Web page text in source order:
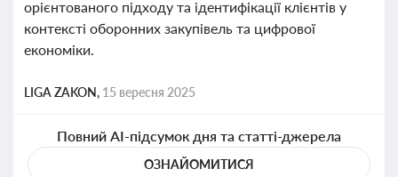
орієнтованого підходу та ідентифікації клієнтів у
контексті оборонних закупівель та цифрової
економіки.
LIGA ZAKON, 15 вересня 2025
Повний AI-підсумок дня та статті-джерела
ОЗНАЙОМИТИСЯ